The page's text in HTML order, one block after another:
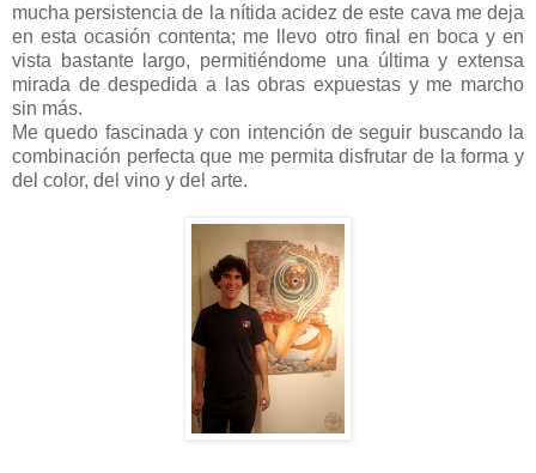
mucha persistencia de la nítida acidez de este cava me deja
en esta ocasión contenta; me llevo otro final en boca y en
vista bastante largo, permitiéndome una última y extensa
mirada de despedida a las obras expuestas y me marcho
sin más.
Me quedo fascinada y con intención de seguir buscando la
combinación perfecta que me permita disfrutar de la forma y
del color, del vino y del arte.